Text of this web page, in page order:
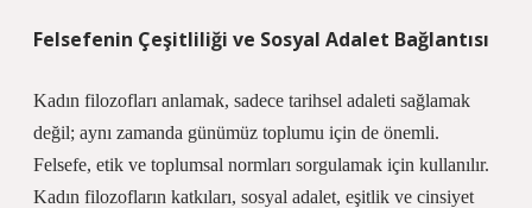
Felsefenin Çeşitliliği ve Sosyal Adalet Bağlantısı
Kadın filozofları anlamak, sadece tarihsel adaleti sağlamak
değil; aynı zamanda günümüz toplumu için de önemli.
Felsefe, etik ve toplumsal normları sorgulamak için kullanılır.
Kadın filozofların katkıları, sosyal adalet, eşitlik ve cinsiyet